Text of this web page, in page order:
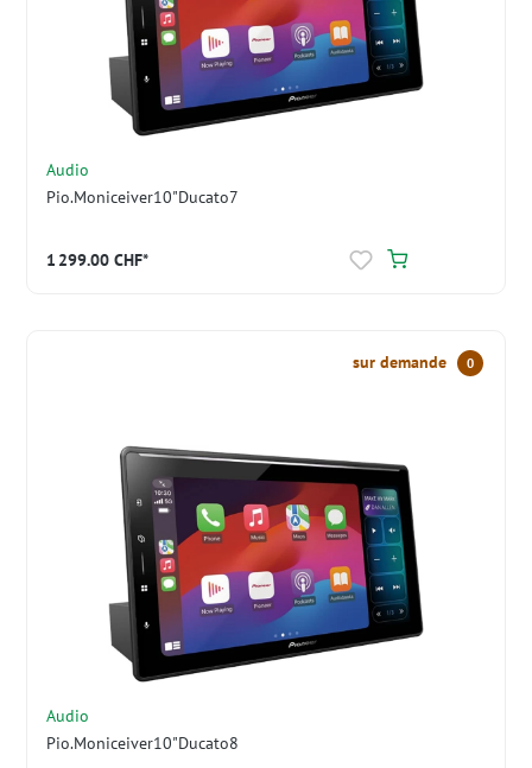
Audio
Pio.Moniceiver10"Ducato7
1 299.00 CHF*
sur demande 0
Audio
Pio.Moniceiver10"Ducato8